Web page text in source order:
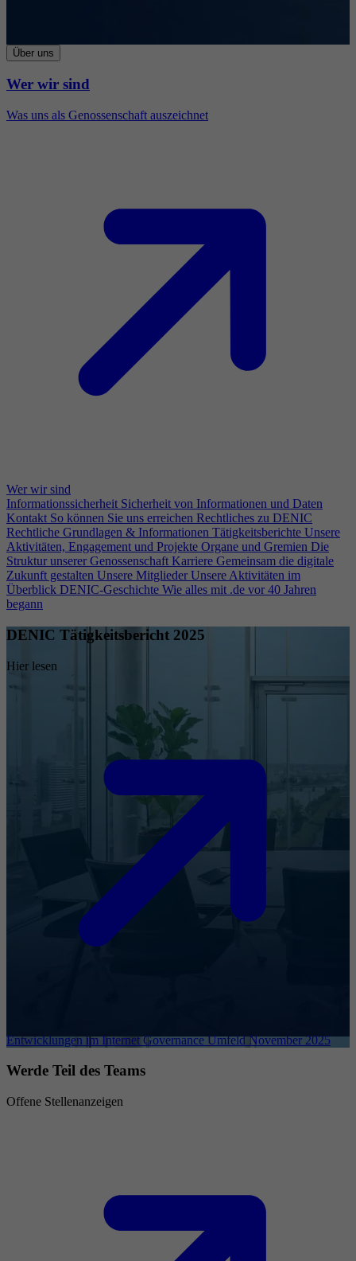
Über uns
Wer wir sind
Was uns als Genossenschaft auszeichnet
Wer wir sind
Informationssicherheit Sicherheit von Informationen und Daten
Kontakt So können Sie uns erreichen Rechtliches zu DENIC
Rechtliche Grundlagen & Informationen Tätigkeitsberichte Unsere
Aktivitäten, Engagement und Projekte Organe und Gremien Die
Struktur unserer Genossenschaft Karriere Gemeinsam die digitale
Zukunft gestalten Unsere Mitglieder Unsere Aktivitäten im
Überblick DENIC-Geschichte Wie alles mit .de vor 40 Jahren
begann
DENIC Tätigkeitsbericht 2025
Hier lesen
Entwicklungen im Internet Governance Umfeld November 2025
Werde Teil des Teams
Offene Stellenanzeigen